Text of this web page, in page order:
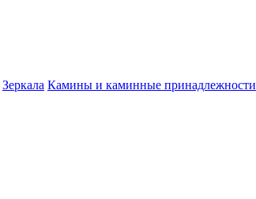
Зеркала Камины и каминные принадлежности